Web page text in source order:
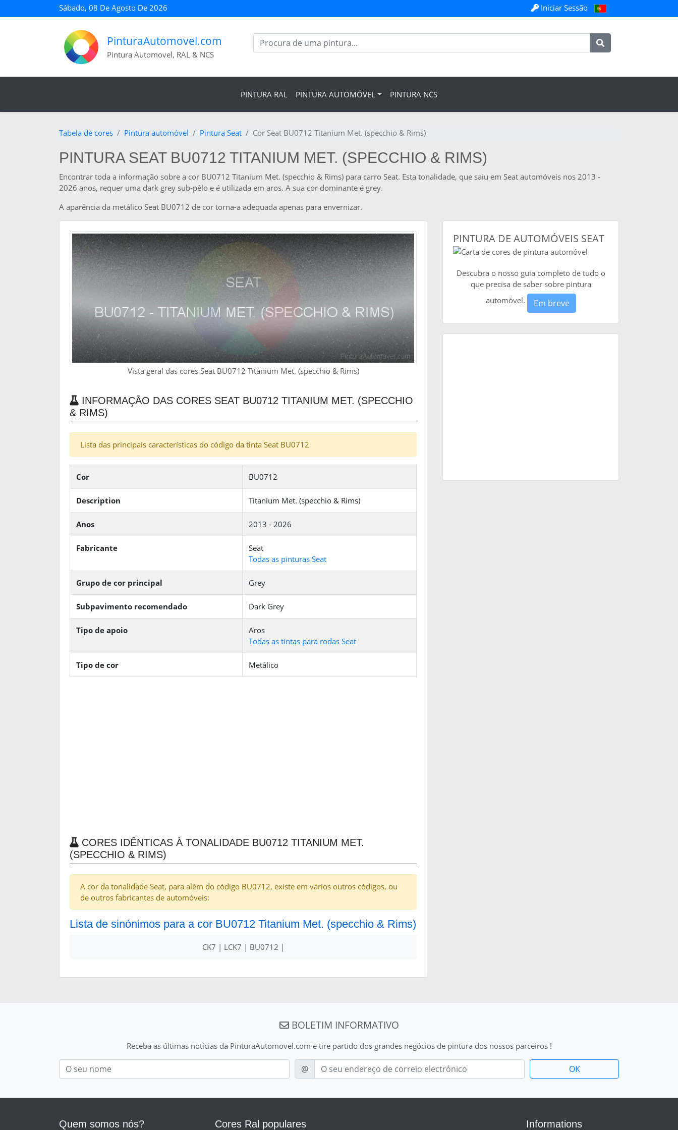
Sábado, 08 De Agosto De 2026 Iniciar Sessão
PinturaAutomovel.com
Pintura Automovel, RAL & NCS
PINTURA RAL PINTURA AUTOMÓVEL PINTURA NCS
Tabela de cores Pintura automóvel Pintura Seat Cor Seat BU0712 Titanium Met. (specchio & Rims)
PINTURA SEAT BU0712 TITANIUM MET. (SPECCHIO & RIMS)
Encontrar toda a informação sobre a cor BU0712 Titanium Met. (specchio & Rims) para carro Seat. Esta tonalidade, que saiu em Seat automóveis nos 2013 -
2026 anos, requer uma dark grey sub-pêlo e é utilizada em aros. A sua cor dominante é grey.
A aparência da metálico Seat BU0712 de cor torna-a adequada apenas para envernizar.
Vista geral das cores Seat BU0712 Titanium Met. (specchio & Rims)
INFORMAÇÃO DAS CORES SEAT BU0712 TITANIUM MET. (SPECCHIO
& RIMS)
Lista das principais características do código da tinta Seat BU0712
Cor BU0712
Description Titanium Met. (specchio & Rims)
Anos 2013 - 2026
Fabricante
Seat
Todas as pinturas Seat
Grupo de cor principal Grey
Subpavimento recomendado Dark Grey
Tipo de apoio
Aros
Todas as tintas para rodas Seat
Tipo de cor Metálico
CORES IDÊNTICAS À TONALIDADE BU0712 TITANIUM MET.
(SPECCHIO & RIMS)
A cor da tonalidade Seat, para além do código BU0712, existe em vários outros códigos, ou
de outros fabricantes de automóveis:
Lista de sinónimos para a cor BU0712 Titanium Met. (specchio & Rims)
CK7 | LCK7 | BU0712 |
PINTURA DE AUTOMÓVEIS SEAT
Descubra o nosso guia completo de tudo o
que precisa de saber sobre pintura
automóvel.
Em breve
BOLETIM INFORMATIVO
Receba as últimas notícias da PinturaAutomovel.com e tire partido dos grandes negócios de pintura dos nossos parceiros !
Nom
E-mail
@
Quem somos nós? Cores Ral populares Informations